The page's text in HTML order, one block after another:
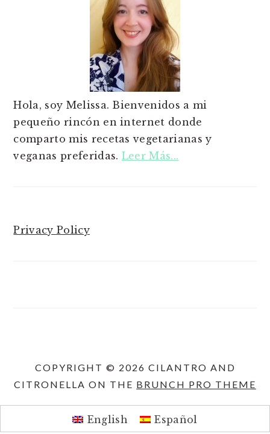
Hola, soy Melissa. Bienvenidos a mi
pequeño rincón en internet donde
comparto mis recetas vegetarianas y
veganas preferidas. Leer Más...
Privacy Policy
COPYRIGHT © 2026 CILANTRO AND
CITRONELLA ON THE BRUNCH PRO THEME
English Español